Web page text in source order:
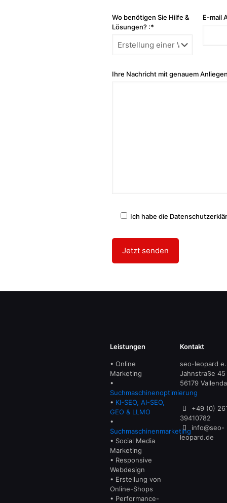
Wo benötigen Sie Hilfe &
Lösungen? :*
E-mail
Ihre Nachricht mit genauem
Ich habe die
Leistungen
• Online
Marketing
•
Suchmaschinenoptimierung
• KI-SEO, AI-SEO,
GEO & LLMO
•
Suchmaschinenmarketing
• Social Media
Marketing
• Responsive
Webdesign
• Erstellung von
Online-Shops
• Performance-
Kontakt
seo-leopard
Jahnstraße 45
56179
+49 (0)
39410782
info@seo-
leopard.de